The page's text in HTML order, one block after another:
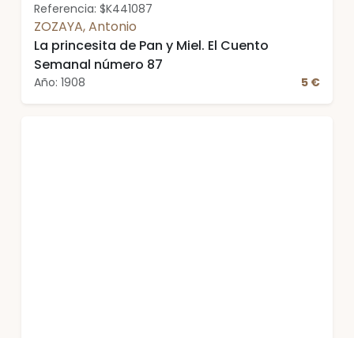
Referencia: $K441087
ZOZAYA, Antonio
La princesita de Pan y Miel. El Cuento
Semanal número 87
Año: 1908 5 €